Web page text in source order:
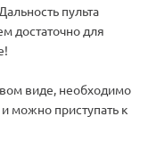
пульта
достаточно для
виде, необходимо
можно приступать к